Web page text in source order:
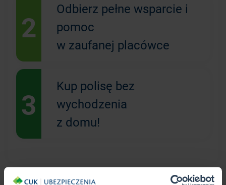
2
Odbierz pełne wsparcie i
pomoc
w zaufanej placówce
3
Kup polisę bez
wychodzenia
z domu!